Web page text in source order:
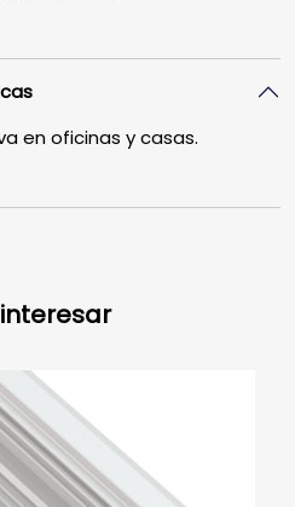
en oficinas y casas.